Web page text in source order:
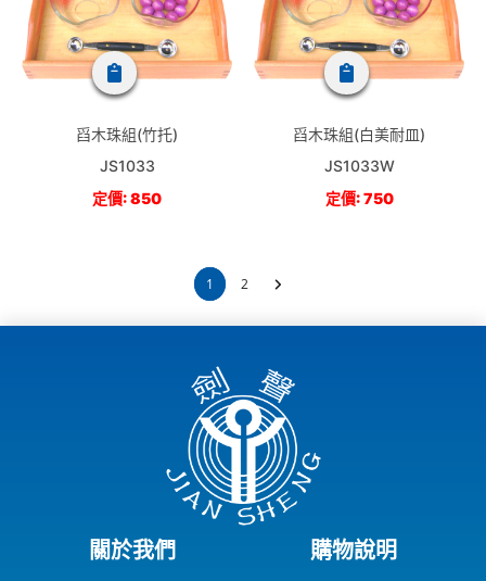
舀木珠組(竹托)
JS1033
定價: 850
舀木珠組(白美耐皿)
JS1033W
定價: 750
1 2
關於我們 購物說明